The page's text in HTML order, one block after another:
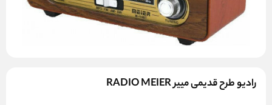
رادیو طرح قدیمی مییر RADIO MEIER